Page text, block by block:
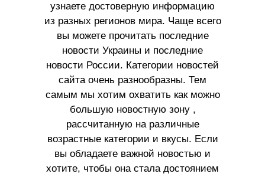
узнаете достоверную информацию
из разных регионов мира. Чаще всего
вы можете прочитать последние
новости Украины и последние
новости России. Категории новостей
сайта очень разнообразны. Тем
самым мы хотим охватить как можно
большую новостную зону ,
рассчитанную на различные
возрастные категории и вкусы. Если
вы обладаете важной новостью и
хотите, чтобы она стала достоянием